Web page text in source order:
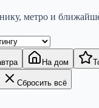
метро и
На дом
Сбросить всё